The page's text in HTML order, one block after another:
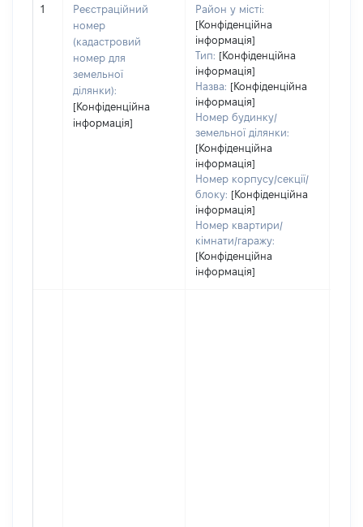
1
Реєстраційний
номер
(кадастровий
номер для
земельної
ділянки):
[Конфіденційна
інформація]
Район у місті:
[Конфіденційна
інформація]
Тип: [Конфіденційна
інформація]
Назва: [Конфіденційна
інформація]
Номер будинку/
земельної ділянки:
[Конфіденційна
інформація]
Номер корпусу/секції/
блоку: [Конфіденційна
інформація]
Номер квартири/
кімнати/гаражу:
[Конфіденційна
інформація]